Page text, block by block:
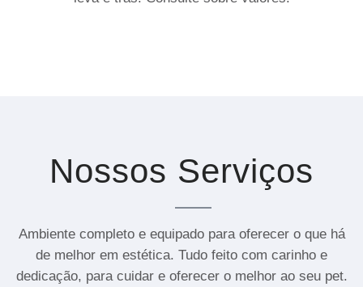
Nossos Serviços
Ambiente completo e equipado para oferecer o que há
de melhor em estética. Tudo feito com carinho e
dedicação, para cuidar e oferecer o melhor ao seu pet.